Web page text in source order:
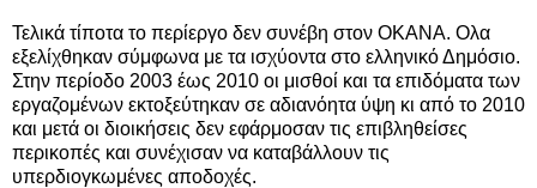
Τελικά τίποτα το περίεργο δεν συνέβη στον ΟΚΑΝΑ. Oλα
εξελίχθηκαν σύμφωνα με τα ισχύοντα στο ελληνικό Δημόσιο.
Στην περίοδο 2003 έως 2010 οι μισθοί και τα επιδόματα των
εργαζομένων εκτοξεύτηκαν σε αδιανόητα ύψη κι από το 2010
και μετά οι διοικήσεις δεν εφάρμοσαν τις επιβληθείσες
περικοπές και συνέχισαν να καταβάλλουν τις
υπερδιογκωμένες αποδοχές.